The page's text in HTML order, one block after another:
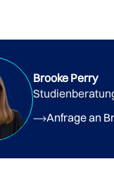
Brooke Perry
Anfrage an